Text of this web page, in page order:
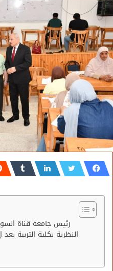
النظرية بكلية التربية